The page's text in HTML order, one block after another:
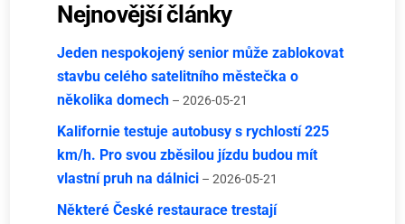
Nejnovější články
Jeden nespokojený senior může zablokovat
stavbu celého satelitního městečka o
několika domech – 2026-05-21
Kalifornie testuje autobusy s rychlostí 225
km/h. Pro svou zběsilou jízdu budou mít
vlastní pruh na dálnici – 2026-05-21
Některé České restaurace trestají